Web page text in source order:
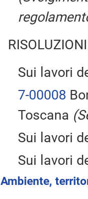
Sui lavori
7-00008
Toscana
Sui lavori
Sui lavori
Ambiente,